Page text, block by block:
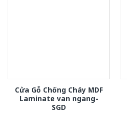
Cửa Gỗ Chống Cháy MDF
Laminate van ngang-
SGD